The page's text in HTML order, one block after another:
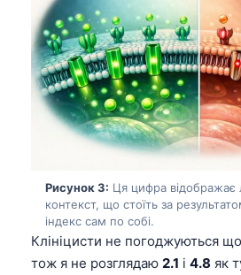
Рисунок 3: Ця цифра відображає
контекст, що стоїть за
індекс сам по собі.
Клініцисти не погоджуються
тож я не розглядаю 2.1 і 4.8 як